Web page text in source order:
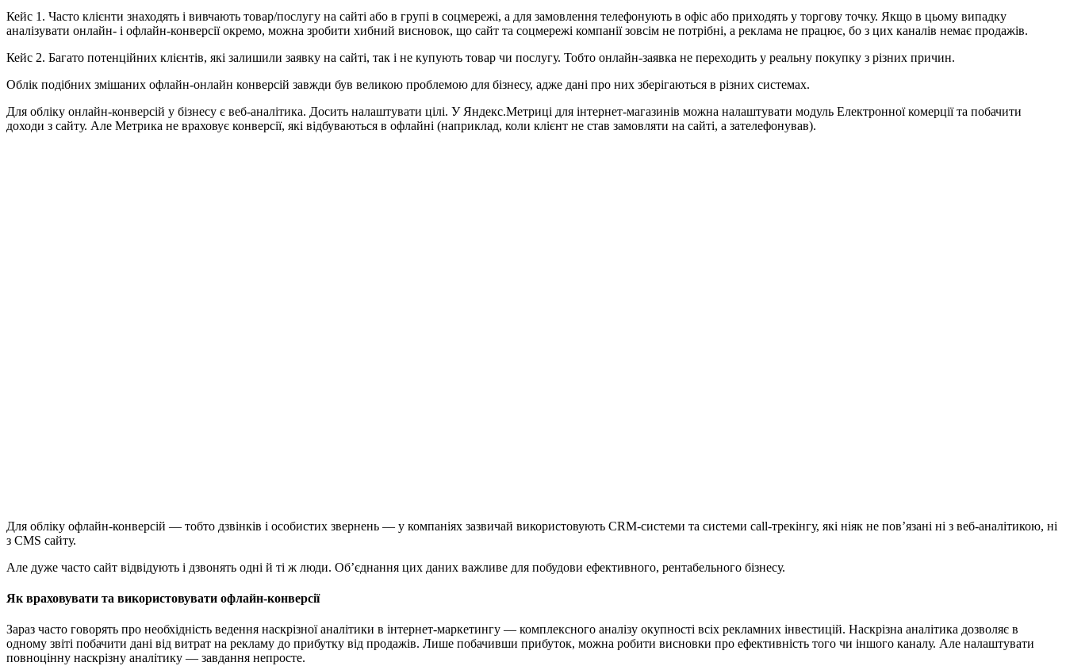
Кейс 1. Часто клієнти знаходять і вивчають товар/послугу на сайті або в групі в соцмережі, а для замовлення телефонують в офіс або приходять у торгову точку. Якщо в цьому випадку
аналізувати онлайн- і офлайн-конверсії окремо, можна зробити хибний висновок, що сайт та соцмережі компанії зовсім не потрібні, а реклама не працює, бо з цих каналів немає продажів.
Кейс 2. Багато потенційних клієнтів, які залишили заявку на сайті, так і не купують товар чи послугу. Тобто онлайн-заявка не переходить у реальну покупку з різних причин.
Облік подібних змішаних офлайн-онлайн конверсій завжди був великою проблемою для бізнесу, адже дані про них зберігаються в різних системах.
Для обліку онлайн-конверсій у бізнесу є веб-аналітика. Досить налаштувати цілі. У Яндекс.Метриці для інтернет-магазинів можна налаштувати модуль Електронної комерції та побачити
доходи з сайту. Але Метрика не враховує конверсії, які відбуваються в офлайні (наприклад, коли клієнт не став замовляти на сайті, а зателефонував).
Для обліку офлайн-конверсій — тобто дзвінків і особистих звернень — у компаніях зазвичай використовують CRM-системи та системи call-трекінгу, які ніяк не пов’язані ні з веб-аналітикою, ні
з CMS сайту.
Але дуже часто сайт відвідують і дзвонять одні й ті ж люди. Об’єднання цих даних важливе для побудови ефективного, рентабельного бізнесу.
Як враховувати та використовувати офлайн-конверсії
Зараз часто говорять про необхідність ведення наскрізної аналітики в інтернет-маркетингу — комплексного аналізу окупності всіх рекламних інвестицій. Наскрізна аналітика дозволяє в
одному звіті побачити дані від витрат на рекламу до прибутку від продажів. Лише побачивши прибуток, можна робити висновки про ефективність того чи іншого каналу. Але налаштувати
повноцінну наскрізну аналітику — завдання непросте.